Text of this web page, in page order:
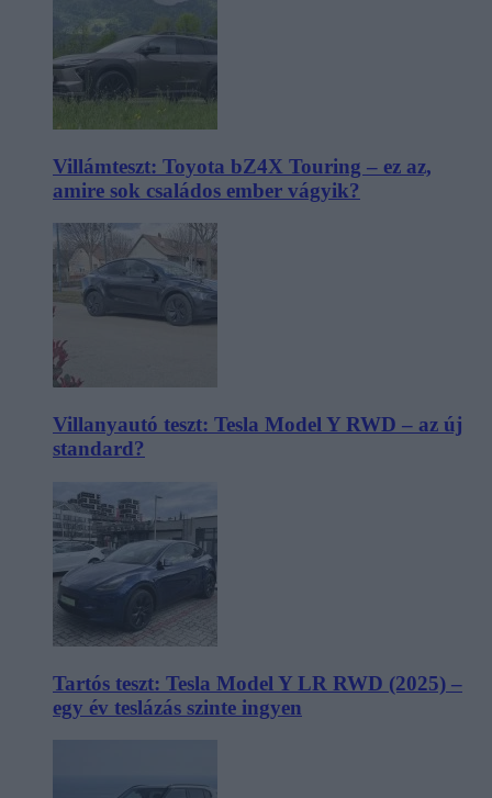
Villámteszt: Toyota bZ4X Touring – ez az,
amire sok családos ember vágyik?
Villanyautó teszt: Tesla Model Y RWD – az új
standard?
Tartós teszt: Tesla Model Y LR RWD (2025) –
egy év teslázás szinte ingyen